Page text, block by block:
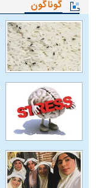
گوناگون